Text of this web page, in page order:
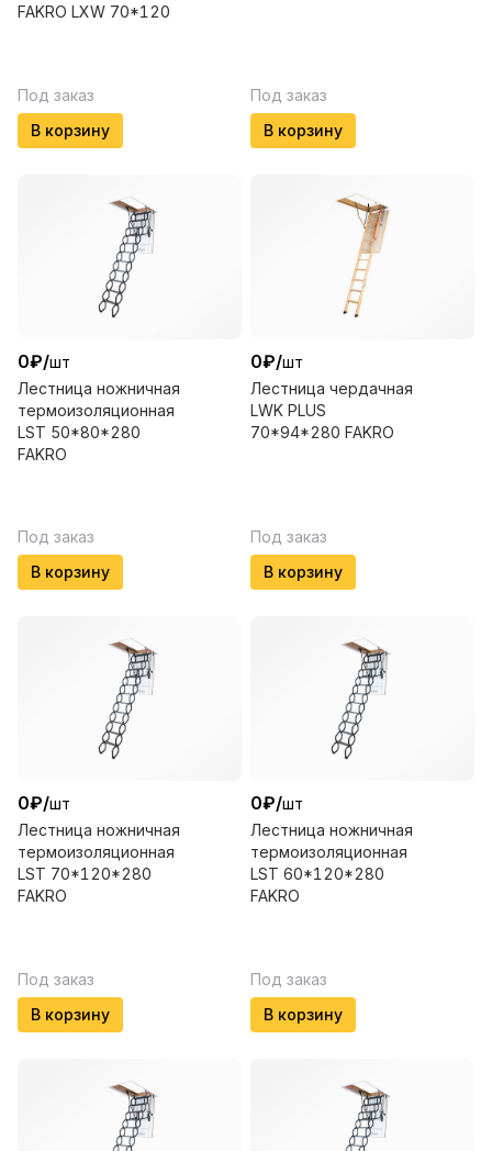
FAKRO LXW 70*120
Под заказ
В корзину
Под заказ
В корзину
0₽/шт
Лестница ножничная
термоизоляционная
LST 50*80*280
FAKRO
Под заказ
В корзину
0₽/шт
Лестница чердачная
LWK PLUS
70*94*280 FAKRO
Под заказ
В корзину
0₽/шт
Лестница ножничная
термоизоляционная
LSТ 70*120*280
FAKRO
Под заказ
В корзину
0₽/шт
Лестница ножничная
термоизоляционная
LST 60*120*280
FAKRO
Под заказ
В корзину